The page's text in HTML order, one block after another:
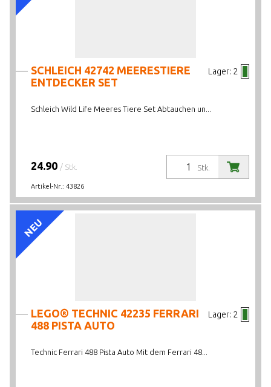
AKTIONEN/NEUHEITEN/HIGHLIGHTS
Lager: 2
SCHLEICH 42742 MEERESTIERE
ENTDECKER SET
Schleich Wild Life Meeres Tiere Set Abtauchen un...
Stk.
24.90 / Stk.
Artikel-Nr.: 43826
NEU
Lager: 2
LEGO® TECHNIC 42235 FERRARI
488 PISTA AUTO
Technic Ferrari 488 Pista Auto Mit dem Ferrari 48...